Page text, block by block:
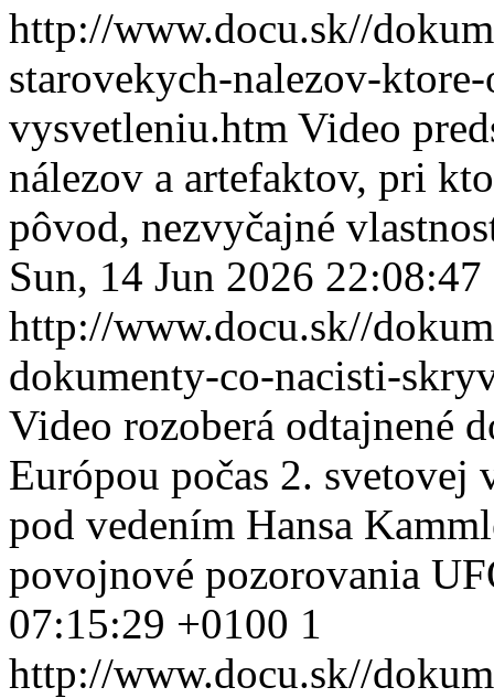
http://www.docu.sk//
starovekych-nalezov-
vysvetleniu.htm Video
nálezov a artefaktov, pri
pôvod, nezvyčajné
Sun, 14 Jun 2026
http://www.docu.sk//
dokumenty-co-nacisti-
Video rozoberá odtajnené
Európou počas 2.
pod vedením Hansa
povojnové pozorovania
07:15:29 +0100 1
http://www.docu.sk//